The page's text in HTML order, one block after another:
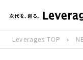
Leverages TOP